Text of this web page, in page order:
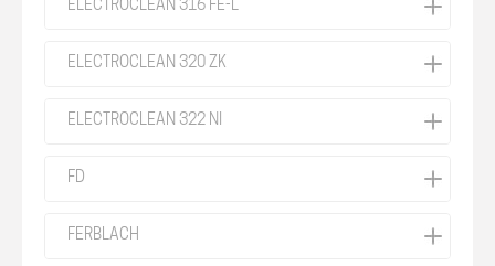
ELECTROCLEAN 316 FE-L
ELECTROCLEAN 320 ZK
ELECTROCLEAN 322 NI
FD
FERBLACH